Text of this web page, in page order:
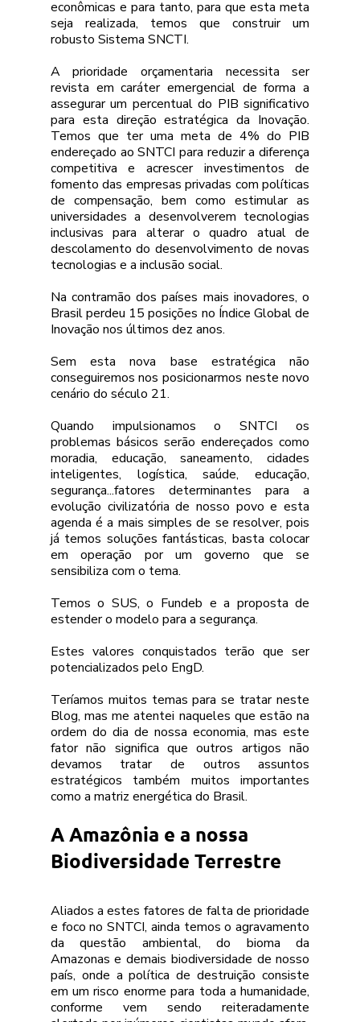
econômicas e para tanto, para que esta meta
seja realizada, temos que construir um
robusto Sistema SNCTI.
A prioridade orçamentaria necessita ser
revista em caráter emergencial de forma a
assegurar um percentual do PIB significativo
para esta direção estratégica da Inovação.
Temos que ter uma meta de 4% do PIB
endereçado ao SNTCI para reduzir a diferença
competitiva e acrescer investimentos de
fomento das empresas privadas com políticas
de compensação, bem como estimular as
universidades a desenvolverem tecnologias
inclusivas para alterar o quadro atual de
descolamento do desenvolvimento de novas
tecnologias e a inclusão social.
Na contramão dos países mais inovadores, o
Brasil perdeu 15 posições no Índice Global de
Inovação nos últimos dez anos.
Sem esta nova base estratégica não
conseguiremos nos posicionarmos neste novo
cenário do século 21.
Quando impulsionamos o SNTCI os
problemas básicos serão endereçados como
moradia, educação, saneamento, cidades
inteligentes, logística, saúde, educação,
segurança...fatores determinantes para a
evolução civilizatória de nosso povo e esta
agenda é a mais simples de se resolver, pois
já temos soluções fantásticas, basta colocar
em operação por um governo que se
sensibiliza com o tema.
Temos o SUS, o Fundeb e a proposta de
estender o modelo para a segurança.
Estes valores conquistados terão que ser
potencializados pelo EngD.
Teríamos muitos temas para se tratar neste
Blog, mas me atentei naqueles que estão na
ordem do dia de nossa economia, mas este
fator não significa que outros artigos não
devamos tratar de outros assuntos
estratégicos também muitos importantes
como a matriz energética do Brasil.
A Amazônia e a nossa
Biodiversidade Terrestre
Aliados a estes fatores de falta de prioridade
e foco no SNTCI, ainda temos o agravamento
da questão ambiental, do bioma da
Amazonas e demais biodiversidade de nosso
país, onde a política de destruição consiste
em um risco enorme para toda a humanidade,
conforme vem sendo reiteradamente